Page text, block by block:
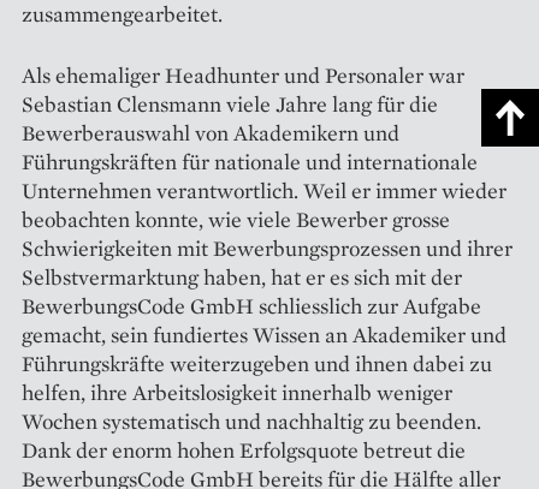
zusammengearbeitet.
Als ehemaliger Headhunter und Personaler war
Sebastian Clensmann viele Jahre lang für die
Bewerberauswahl von Akademikern und
Führungskräften für nationale und internationale
Unternehmen verantwortlich. Weil er immer wieder
beobachten konnte, wie viele Bewerber grosse
Schwierigkeiten mit Bewerbungsprozessen und ihrer
Selbstvermarktung haben, hat er es sich mit der
BewerbungsCode GmbH schliesslich zur Aufgabe
gemacht, sein fundiertes Wissen an Akademiker und
Führungskräfte weiterzugeben und ihnen dabei zu
helfen, ihre Arbeitslosigkeit innerhalb weniger
Wochen systematisch und nachhaltig zu beenden.
Dank der enorm hohen Erfolgsquote betreut die
BewerbungsCode GmbH bereits für die Hälfte aller